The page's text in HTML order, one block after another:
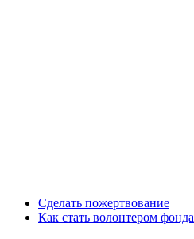
Сделать пожертвование
Как стать волонтером фонда